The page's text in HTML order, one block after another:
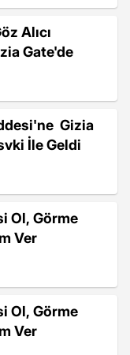
Alıcı
Gate'de
Gizia
İle Geldi
Ol, Görme
Ver
Ol, Görme
Ver